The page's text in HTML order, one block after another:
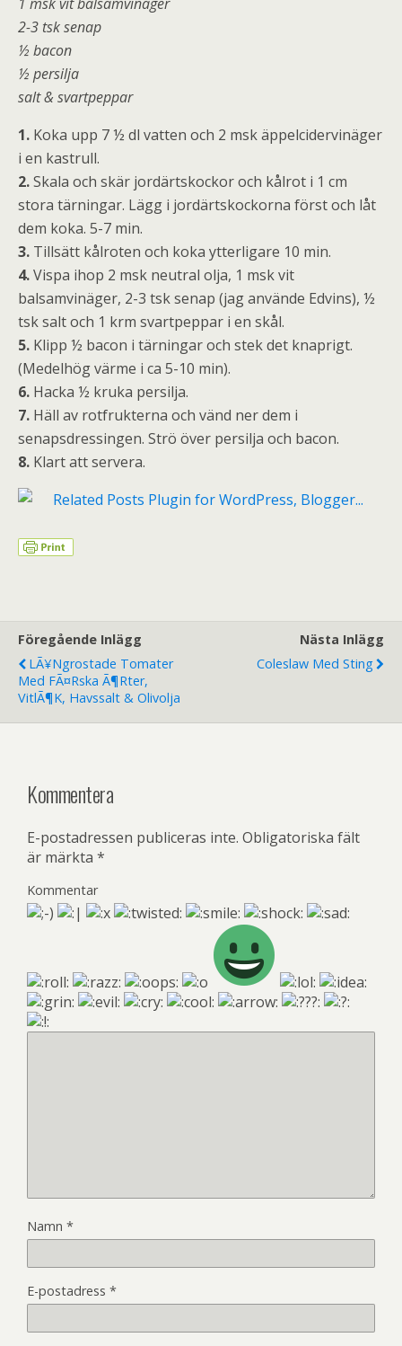
2-3 tsk senap
½ bacon
½ persilja
salt & svartpeppar
1. Koka upp 7 ½ dl vatten och 2 msk äppelcidervinäger
i en kastrull.
2.Skala och skär jordärtskockor och kålrot i 1 cm
stora tärningar. Lägg i jordärtskockorna först och låt
dem koka. 5-7 min.
3. Tillsätt kålroten och koka ytterligare 10 min.
4.Vispa ihop 2 msk neutral olja, 1 msk vit
balsamvinäger, 2-3 tsk senap (jag använde Edvins), ½
tsk salt och 1 krm svartpeppar i en skål.
5. Klipp ½ bacon i tärningar och stek det knaprigt.
(Medelhög värme i ca 5-10 min).
6. Hacka ½ kruka persilja.
7. Häll av rotfrukterna och vänd ner dem i
senapsdressingen. Strö över persilja och bacon.
8. Klart att servera.
Föregående Inlägg
LÃ¥ngrostade Tomater
Med FÃ¤rska Ã¶rter,
VitlÃ¶k, Havssalt & Olivolja
Nästa Inlägg
Coleslaw Med Sting
Kommentera
E-postadressen publiceras inte. Obligatoriska fält
är märkta *
Kommentar
Namn *
E-postadress *